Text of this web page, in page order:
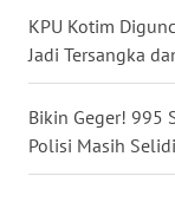
KPU Kotim
Jadi Tersangka
Bikin Geger! 995
Polisi Masih